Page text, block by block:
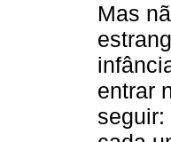
Mas
entrar